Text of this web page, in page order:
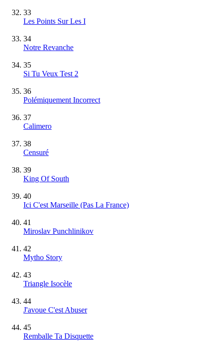
33
Les Points Sur Les I
34
Notre Revanche
35
Si Tu Veux Test 2
36
Polémiquement Incorrect
37
Calimero
38
Censuré
39
King Of South
40
Ici C'est Marseille (Pas La France)
41
Miroslav Punchlinikov
42
Mytho Story
43
Triangle Isocèle
44
J'avoue C'est Abuser
45
Remballe Ta Disquette